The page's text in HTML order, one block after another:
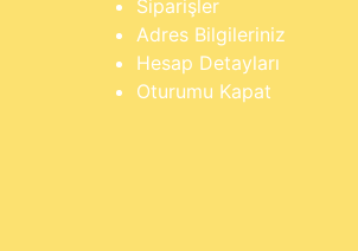
Siparişler
Adres Bilgileriniz
Hesap Detayları
Oturumu Kapat